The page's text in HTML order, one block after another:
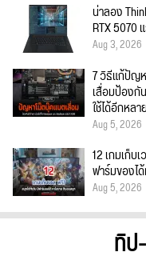
น่าลอง
RTX 5070
Aug 3, 2026
7 วิธีแก้ปัญ
เสื่อมป้องกั
ใช้ได้อีกหล
Aug 5, 2026
12 เกมเก็บ
ฟาร์มของ
Aug 5, 2026
ทิป